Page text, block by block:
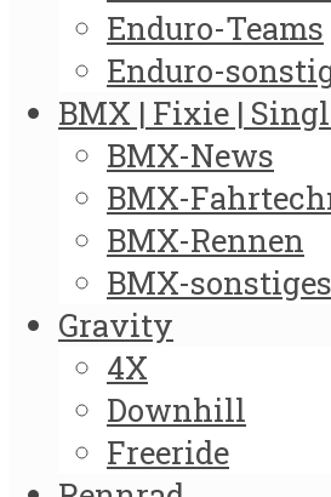
Enduro-Teams
Enduro-
BMX | Fixie |
BMX-News
BMX-
BMX-Rennen
BMX-sonstiges
Gravity
4X
Downhill
Freeride